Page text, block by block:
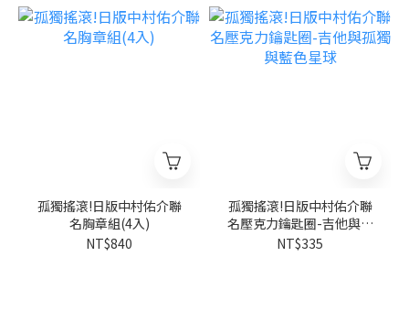
孤獨搖滾!日版中村佑介聯
名胸章組(4入)
NT$840
孤獨搖滾!日版中村佑介聯
名壓克力鑰匙圈-吉他與孤
獨與藍色星球
NT$335